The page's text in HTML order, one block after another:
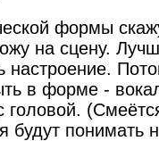
формы
на сцену.
настроение.
в форме -
головой.
будут понимать